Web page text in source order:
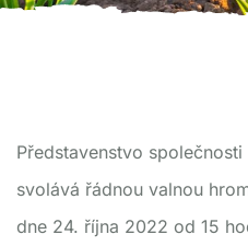
Představenstvo
svolává řádnou valnou
dne 24. října 2022 od 15